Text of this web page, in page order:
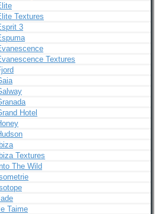
Textures
3
Textures
Hotel
Ibiza
Ibiza Textures
Into The Wild
Taime